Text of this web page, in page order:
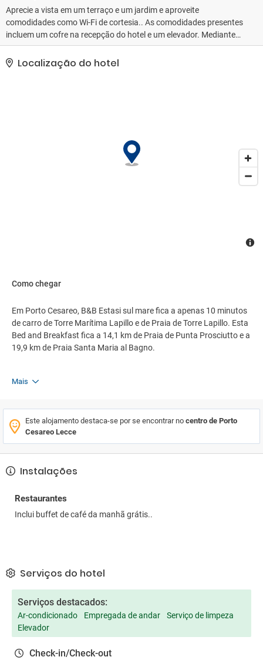
Aprecie a vista em um terraço e um jardim e aproveite
comodidades como Wi-Fi de cortesia.. As comodidades presentes
incluem um cofre na recepção do hotel e um elevador. Mediante
uma sobretaxa, há serviço de traslado de/para o aeroporto
(disponível 24 horas) e estacionamento grátis sem manobrista no
Localização do hotel
Como chegar
Em Porto Cesareo, B&B Estasi sul mare fica a apenas 10 minutos
de carro de Torre Marítima Lapillo e de Praia de Torre Lapillo. Esta
Bed and Breakfast fica a 14,1 km de Praia de Punta Prosciutto e a
19,9 km de Praia Santa Maria al Bagno.
Mais
Este alojamento destaca-se por se encontrar no centro de Porto
Cesareo Lecce
Instalações
Restaurantes
Inclui buffet de café da manhã grátis..
Serviços do hotel
Serviços destacados:
Ar-condicionado Empregada de andar
Serviço de limpeza
Elevador
Check-in/Check-out